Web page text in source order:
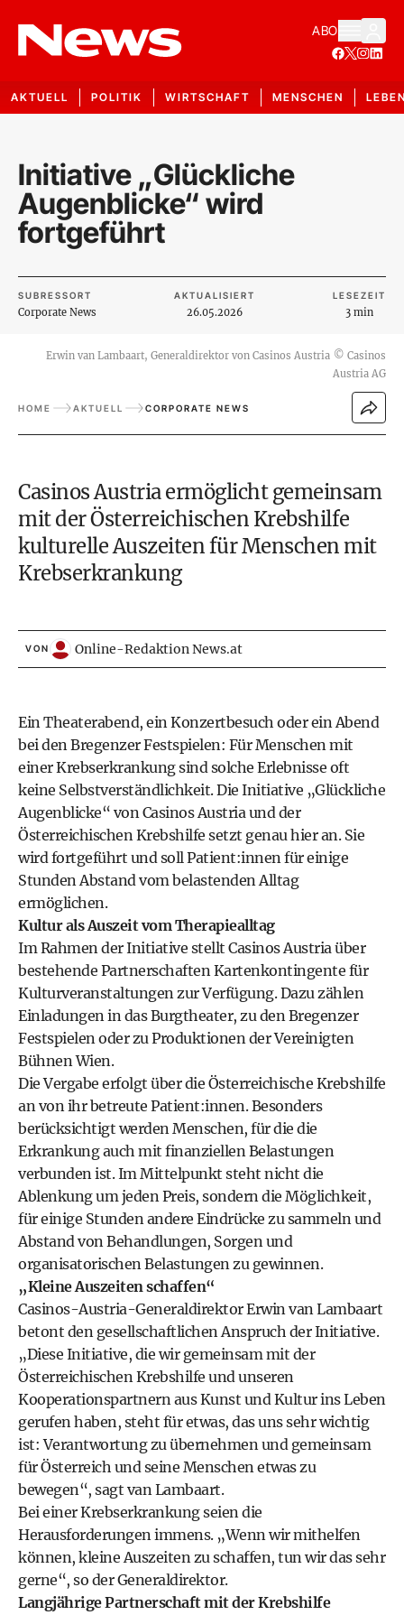
ABO
AKTUELL POLITIK WIRTSCHAFT MENSCHEN
Initiative „Glückliche
Augenblicke“ wird
fortgeführt
SUBRESSORT
Corporate News
AKTUALISIERT
26.05.2026
LESEZEIT
3 min
Erwin van Lambaart, Generaldirektor von Casinos Austria © Casinos
Austria AG
HOME AKTUELL CORPORATE NEWS
Casinos Austria ermöglicht gemeinsam
mit der Österreichischen Krebshilfe
kulturelle Auszeiten für Menschen mit
Krebserkrankung
VON Online-Redaktion News.at
Ein Theaterabend, ein Konzertbesuch oder ein Abend
bei den Bregenzer Festspielen: Für Menschen mit
einer Krebserkrankung sind solche Erlebnisse oft
keine Selbstverständlichkeit. Die Initiative „Glückliche
Augenblicke“ von Casinos Austria und der
Österreichischen Krebshilfe setzt genau hier an. Sie
wird fortgeführt und soll Patient:innen für einige
Stunden Abstand vom belastenden Alltag
ermöglichen.
Kultur als Auszeit vom Therapiealltag
Im Rahmen der Initiative stellt Casinos Austria über
bestehende Partnerschaften Kartenkontingente für
Kulturveranstaltungen zur Verfügung. Dazu zählen
Einladungen in das Burgtheater, zu den Bregenzer
Festspielen oder zu Produktionen der Vereinigten
Bühnen Wien.
Die Vergabe erfolgt über die Österreichische Krebshilfe
an von ihr betreute Patient:innen. Besonders
berücksichtigt werden Menschen, für die die
Erkrankung auch mit finanziellen Belastungen
verbunden ist. Im Mittelpunkt steht nicht die
Ablenkung um jeden Preis, sondern die Möglichkeit,
für einige Stunden andere Eindrücke zu sammeln und
Abstand von Behandlungen, Sorgen und
organisatorischen Belastungen zu gewinnen.
„Kleine Auszeiten schaffen“
Casinos-Austria-Generaldirektor Erwin van Lambaart
betont den gesellschaftlichen Anspruch der Initiative.
„Diese Initiative, die wir gemeinsam mit der
Österreichischen Krebshilfe und unseren
Kooperationspartnern aus Kunst und Kultur ins Leben
gerufen haben, steht für etwas, das uns sehr wichtig
ist: Verantwortung zu übernehmen und gemeinsam
für Österreich und seine Menschen etwas zu
bewegen“, sagt van Lambaart.
Bei einer Krebserkrankung seien die
Herausforderungen immens. „Wenn wir mithelfen
können, kleine Auszeiten zu schaffen, tun wir das sehr
gerne“, so der Generaldirektor.
Langjährige Partnerschaft mit der Krebshilfe